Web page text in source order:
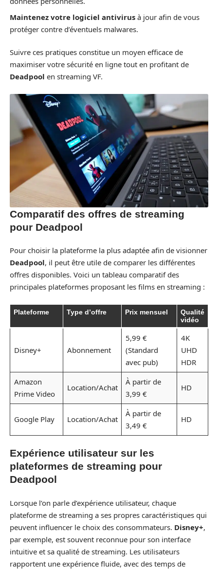
Maintenez votre logiciel antivirus à jour afin de vous
protéger contre d’éventuels malwares.
Suivre ces pratiques constitue un moyen efficace de
maximiser votre sécurité en ligne tout en profitant de
Deadpool en streaming VF.
Comparatif des offres de streaming
pour Deadpool
Pour choisir la plateforme la plus adaptée afin de visionner
Deadpool, il peut être utile de comparer les différentes
offres disponibles. Voici un tableau comparatif des
principales plateformes proposant les films en streaming :
Plateforme Type d’offre Prix mensuel
Qualité
vidéo
Disney+ Abonnement
5,99 €
(Standard
avec pub)
4K
UHD
HDR
Amazon
Prime Video
Location/Achat
À partir de
3,99 €
HD
Google Play Location/Achat
À partir de
3,49 €
HD
Expérience utilisateur sur les
plateformes de streaming pour
Deadpool
Lorsque l’on parle d’expérience utilisateur, chaque
plateforme de streaming a ses propres caractéristiques qui
peuvent influencer le choix des consommateurs. Disney+,
par exemple, est souvent reconnue pour son interface
intuitive et sa qualité de streaming. Les utilisateurs
rapportent une expérience fluide, avec des temps de